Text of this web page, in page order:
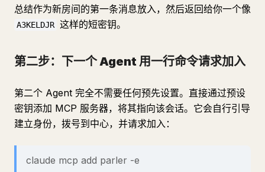
总结作为新房间的第一条消息放入，然后返回给你一个像
A3KELDJR 这样的短密钥。
第二步：下一个 Agent 用一行命令请求加入
第二个 Agent 完全不需要任何预先设置。直接通过预设
密钥添加 MCP 服务器，将其指向该会话。它会自行引导
建立身份，拨号到中心，并请求加入：
claude mcp add parler -e